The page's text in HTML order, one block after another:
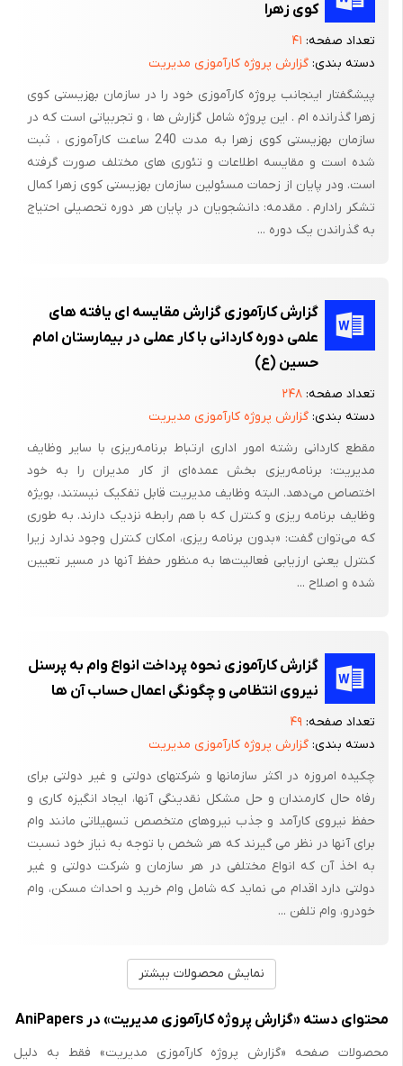
کوی زهرا
تعداد صفحه: ۴۱
دسته بندی: گزارش پروژه کارآموزی مدیریت
پیشگفتار اینجانب پروژه کارآموزی خود را در سازمان بهزیستی کوی
زهرا گذرانده ام . این پروژه شامل گزارش ها ، و تجربیاتی است که در
سازمان بهزیستی کوی زهرا به مدت 240 ساعت کارآموزی ، ثبت
شده است و مقایسه اطلاعات و تئوری های مختلف صورت گرفته
است. ودر پایان از زحمات مسئولین سازمان بهزیستی کوی زهرا کمال
تشکر رادارم . مقدمه: دانشجویان در پایان هر دوره تحصیلی احتیاج
به گذراندن یک دوره ...
گزارش کارآموزی گزارش مقایسه‌ ای یافته‌ های
علمی دوره کاردانی با کار عملی در بیمارستان امام
حسین (ع)
تعداد صفحه: ۲۴۸
دسته بندی: گزارش پروژه کارآموزی مدیریت
مقطع کاردانی رشته امور اداری ارتباط برنامه‌ریزی با سایر وظایف
مدیریت: برنامه‌ریزی بخش عمده‌ای از کار مدیران را به خود
اختصاص می‌دهد. البته وظایف مدیریت قابل تفکیک نیستند، بویژه
وظایف برنامه ریزی و کنترل که با هم رابطه نزدیک دارند. به طوری
که می‌توان گفت: «بدون برنامه ریزی، امکان کنترل وجود ندارد زیرا
کنترل یعنی ارزیابی فعالیت‌ها به منظور حفظ آنها در مسیر تعیین
شده و اصلاح ...
گزارش کارآموزی نحوه پرداخت انواع وام به پرسنل
نیروی انتظامی و چگونگی اعمال حساب آن ها
تعداد صفحه: ۴۹
دسته بندی: گزارش پروژه کارآموزی مدیریت
چکیده امروزه در اکثر سازمانها و شرکتهای دولتی و غیر دولتی برای
رفاه حال کارمندان و حل مشکل نقدینگی آنها، ایجاد انگیزه کاری و
حفظ نیروی کارآمد و جذب نیروهای متخصص تسهیلاتی مانند وام
برای آنها در نظر می گیرند که هر شخص با توجه به نیاز خود نسبت
به اخذ آن که انواع مختلفی در هر سازمان و شرکت دولتی و غیر
دولتی دارد اقدام می نماید که شامل وام خرید و احداث مسکن، وام
خودرو، وام تلفن ...
نمایش محصولات بیشتر
محتوای دسته «گزارش پروژه کارآموزی مدیریت» در AniPapers
محصولات صفحه «گزارش پروژه کارآموزی مدیریت» فقط به دلیل